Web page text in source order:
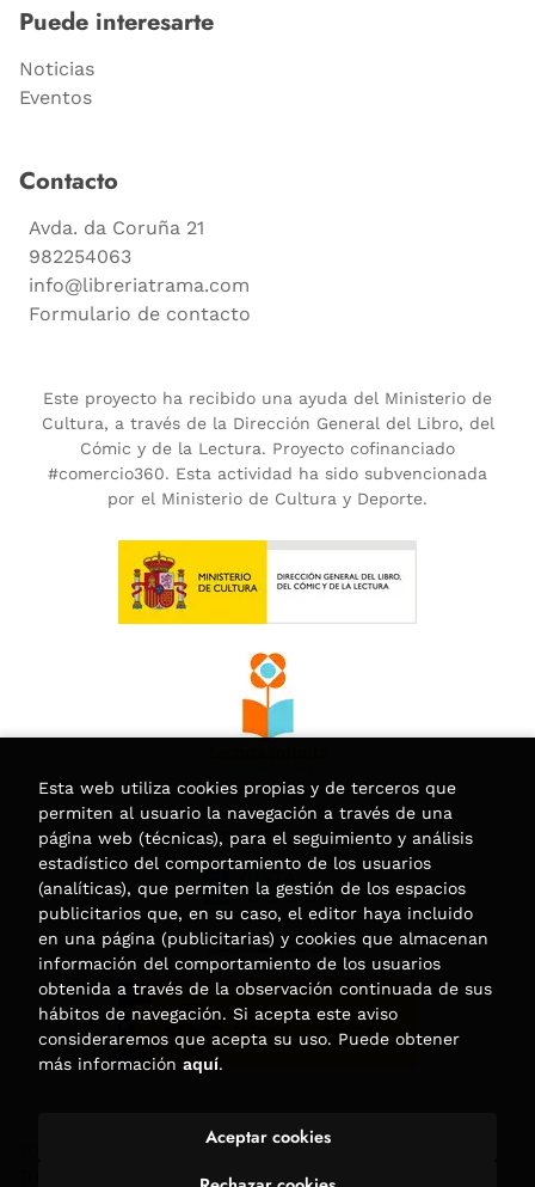
Puede interesarte
Noticias
Eventos
Contacto
Avda. da Coruña 21
982254063
info@libreriatrama.com
Formulario de contacto
Este proyecto ha recibido una ayuda del Ministerio de
Cultura, a través de la Dirección General del Libro, del
Cómic y de la Lectura. Proyecto cofinanciado
#comercio360. Esta actividad ha sido subvencionada
por el Ministerio de Cultura y Deporte.
. Todos los Derechos Reservados |
Esta web utiliza cookies propias y de terceros que
permiten al usuario la navegación a través de una
página web (técnicas), para el seguimiento y análisis
estadístico del comportamiento de los usuarios
(analíticas), que permiten la gestión de los espacios
publicitarios que, en su caso, el editor haya incluido
en una página (publicitarias) y cookies que almacenan
información del comportamiento de los usuarios
obtenida a través de la observación continuada de sus
hábitos de navegación. Si acepta este aviso
consideraremos que acepta su uso. Puede obtener
más información aquí.
Aceptar cookies